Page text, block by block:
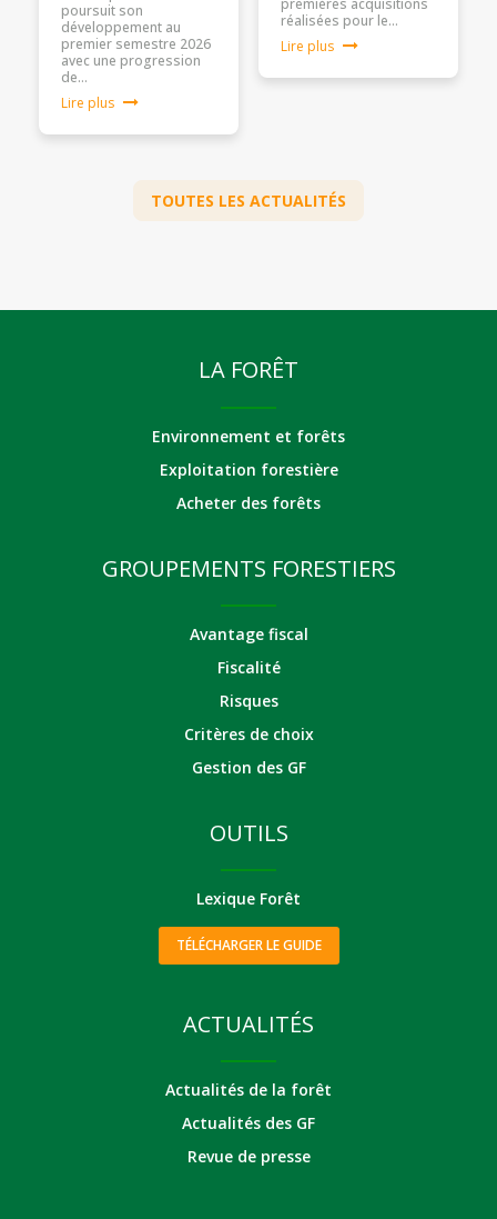
poursuit son
développement au
premier semestre 2026
avec une progression
de…
Lire plus
premières acquisitions
réalisées pour le…
Lire plus
TOUTES LES ACTUALITÉS
LA FORÊT
Environnement et forêts
Exploitation forestière
Acheter des forêts
GROUPEMENTS FORESTIERS
Avantage fiscal
Fiscalité
Risques
Critères de choix
Gestion des GF
OUTILS
Lexique Forêt
TÉLÉCHARGER LE GUIDE
ACTUALITÉS
Actualités de la forêt
Actualités des GF
Revue de presse